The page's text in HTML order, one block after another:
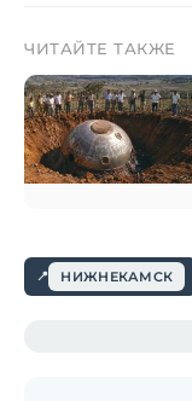
ЧИТАЙТЕ ТАКЖЕ
НИЖНЕКАМСК